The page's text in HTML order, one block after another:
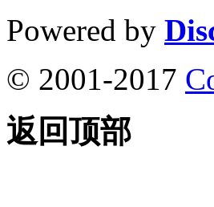
Powered by
© 2001-2017
返回顶部